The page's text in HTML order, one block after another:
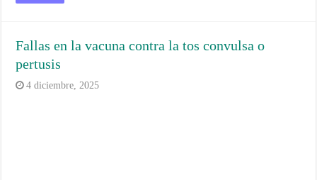
Fallas en la vacuna contra la tos convulsa o
pertusis
4 diciembre, 2025